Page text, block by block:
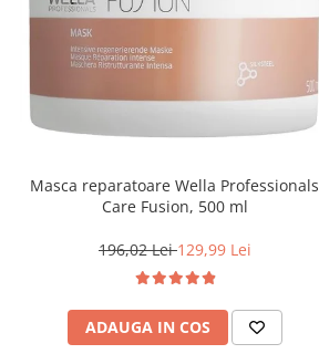
Masca reparatoare Wella Professionals
Care Fusion, 500 ml
196,02 Lei129,99 Lei
ADAUGA IN COS